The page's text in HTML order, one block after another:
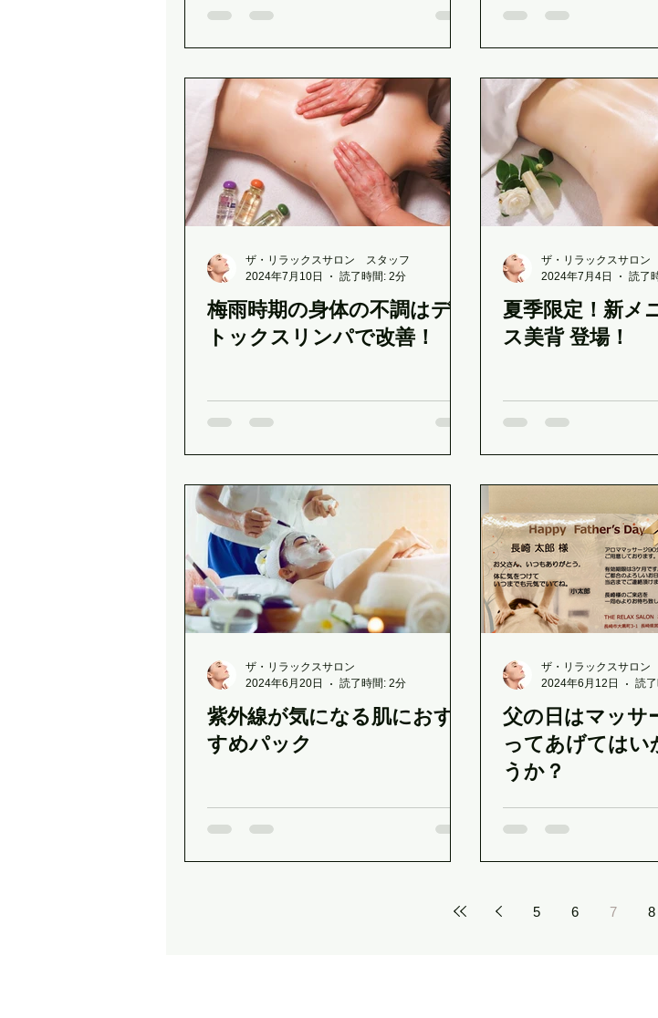
梅雨時期の身体の不調はデ
トックスリンパで改善！
ザ・リラックスサロン スタッフ
2024年7月10日
読了時間: 2分
夏季限定！新メ
ス美背 登場！
ザ・リラックスサロン
2024年7月4日
読了
紫外線が気になる肌におす
すめパック
ザ・リラックスサロン
2024年6月20日
読了時間: 2分
父の日はマッサ
ってあげてはい
うか？
ザ・リラックスサロ
2024年6月12日
読
5 6 7 8